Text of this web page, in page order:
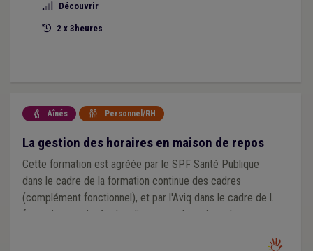
Découvrir
2 x 3heures
 Aînés  Personnel/RH
La gestion des horaires en maison de repos
Cette formation est agréée par le SPF Santé Publique
dans le cadre de la formation continue des cadres
(complément fonctionnel), et par l'Aviq dans le cadre de la
formation continuée des directeurs de maison de repos.